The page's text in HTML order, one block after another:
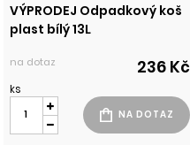
VÝPRODEJ Odpadkový koš
plast bílý 13L
na dotaz 236 Kč
ks